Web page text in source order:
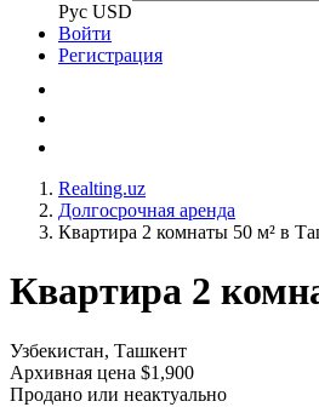
Рус USD
Войти
Регистрация
Realting.uz
Долгосрочная аренда
Квартира 2 комнаты 50 м² в
Квартира 2
Узбекистан, Ташкент
Архивная цена $1,900
Продано или неактуально